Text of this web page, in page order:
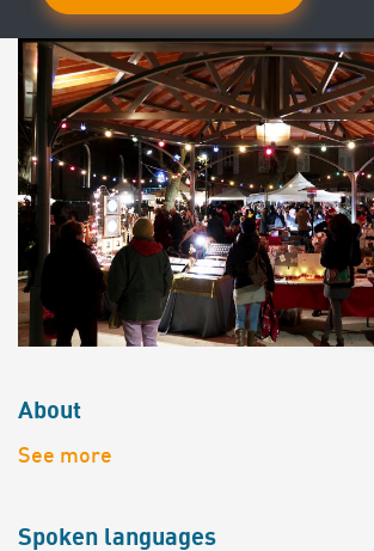
About
See more
Spoken languages